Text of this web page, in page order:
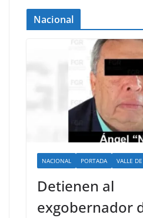
Nacional
NACIONAL PORTADA VALLE
Detienen al
exgobernador